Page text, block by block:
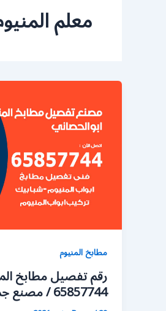
معلم
مطابخ المنيوم
رقم تفصيل مطابخ
65857744 / مصنع جميع أعمال الالمنيوم